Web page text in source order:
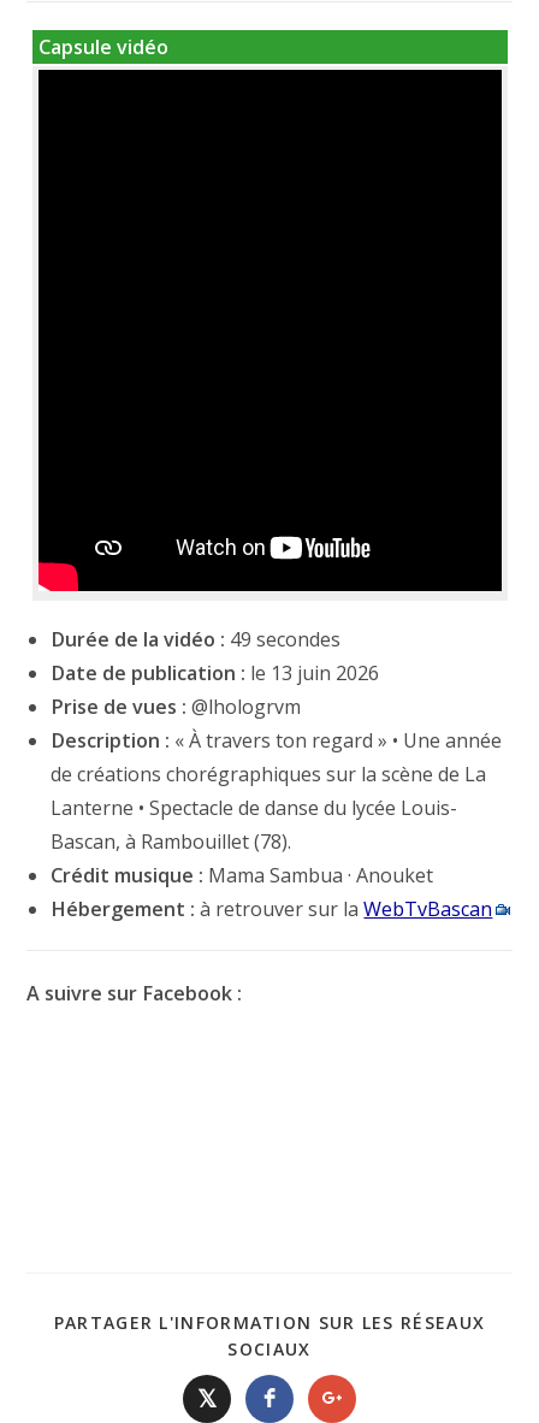
Capsule vidéo
Durée de la vidéo : 49 secondes
Date de publication : le 13 juin 2026
Prise de vues : @lhologrvm
Description : « À travers ton regard » • Une année
de créations chorégraphiques sur la scène de La
Lanterne • Spectacle de danse du lycée Louis-
Bascan, à Rambouillet (78).
Crédit musique : Mama Sambua · Anouket
Hébergement : à retrouver sur laWebTvBascan
A suivre sur Facebook :
PARTAGER L'INFORMATION SUR LES RÉSEAUX
SOCIAUX
𝕏